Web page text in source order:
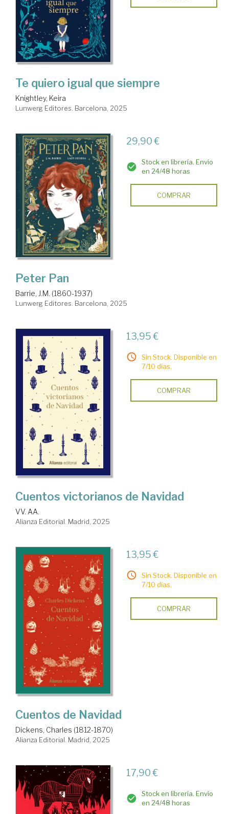
Te quiero igual que siempre
Knightley, Keira
Lunwerg Editores. Barcelona, 2025
29,90 €
Stock en librería. Envío
en 24/48 horas
COMPRAR
Peter Pan
Barrie, J.M. (1860-1937)
Lunwerg Editores. Barcelona, 2025
13,95 €
Sin Stock. Disponible en
7/10 días.
COMPRAR
Cuentos victorianos de Navidad
VV. AA.
Alianza Editorial. Madrid, 2025
13,95 €
Sin Stock. Disponible en
7/10 días.
COMPRAR
Cuentos de Navidad
Dickens, Charles (1812-1870)
Alianza Editorial. Madrid, 2025
17,90 €
Stock en librería. Envío
en 24/48 horas